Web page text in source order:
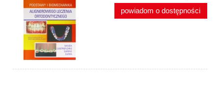
powiadom o dostępności